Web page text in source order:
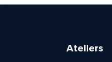
Ateliers